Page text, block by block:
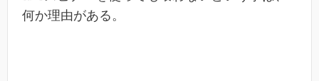
何か理由がある。